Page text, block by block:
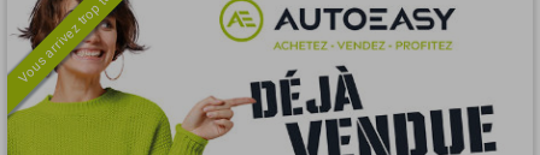
Vous arrivez trop tard